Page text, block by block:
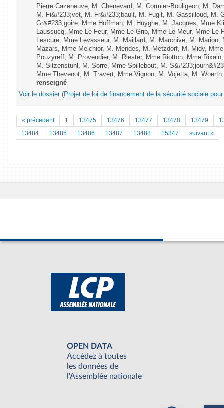
Pierre Cazeneuve, M. Chenevard, M. Cormier-Bouligeon, M.
M. Fi&#233;vet, M. Fr&#233;bault, M. Fugit, M. Gassilloud, M.
Gr&#233;goire, Mme Hoffman, M. Huyghe, M. Jacques, Mme
Laussucq, Mme Le Feur, Mme Le Grip, Mme Le Meur, Mme
Lescure, Mme Levasseur, M. Maillard, M. Marchive, M.
Mazars, Mme Melchior, M. Mendes, M. Metzdorf, M. Midy,
Pouzyreff, M. Provendier, M. Riester, Mme Riotton, Mme
M. Sitzenstuhl, M. Sorre, Mme Spillebout, M.
Mme Thevenot, M. Travert, Mme Vignon, M. Vojetta, M.
renseigné
Voir le dossier (Projet de loi de financement de la sécurité sociale pour
« précedent 1 13475 13476 13477 13478 13479
13484
13485 13486 13487 13488 15347 suivant »
OPEN DATA
Accédez à toutes
les données de
l'Assemblée nationale